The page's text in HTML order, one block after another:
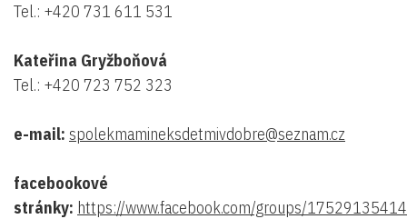
Tel.: +420 731 611 531
Kateřina Gryžboňová
Tel.: +420 723 752 323
e-mail: spolekmamineksdetmivdobre@seznam.cz
facebookové
stránky: https://www.facebook.com/groups/